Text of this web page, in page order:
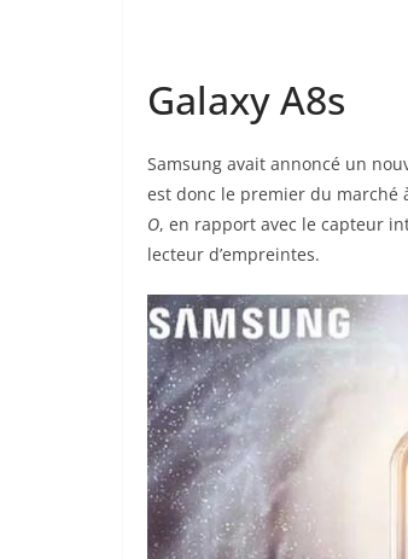
Galaxy A8s
Samsung avait annoncé un
est donc le premier du marché
O, en rapport avec le capteur
lecteur d’empreintes.